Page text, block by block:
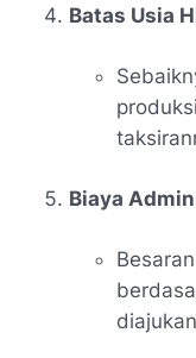
Batas Usia
Biaya